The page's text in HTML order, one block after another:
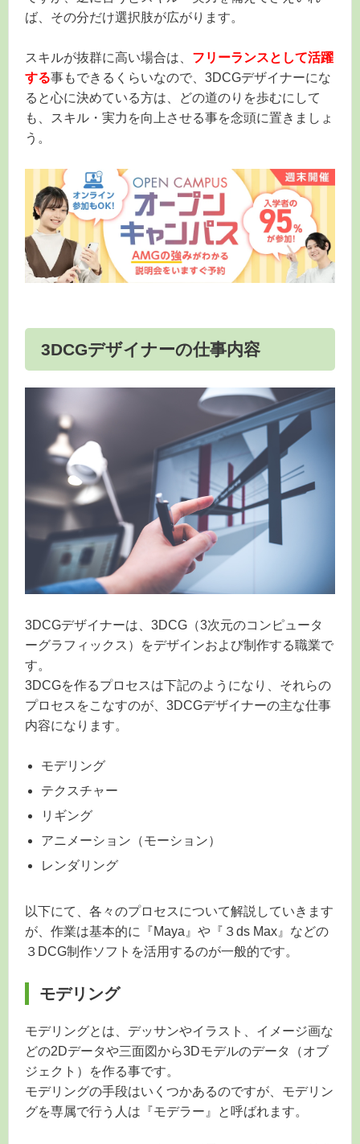
ば、その分だけ選択肢が広がります。
スキルが抜群に高い場合は、 フリーランスとして活躍
する事もできるくらいなので、3DCGデザイナーにな
ると心に決めている方は、どの道のりを歩むにして
も、スキル・実力を向上させる事を念頭に置きましょ
う。
3DCGデザイナーの仕事内容
3DCGデザイナーは、3DCG（3次元のコンピュータ
ーグラフィックス）をデザインおよび制作する職業で
す。
3DCGを作るプロセスは下記のようになり、それらの
プロセスをこなすのが、3DCGデザイナーの主な仕事
内容になります。
モデリング
テクスチャー
リギング
アニメーション（モーション）
レンダリング
以下にて、各々のプロセスについて解説していきます
が、作業は基本的に『Maya』や『３ds Max』などの
３DCG制作ソフトを活用するのが一般的です。
モデリング
モデリングとは、デッサンやイラスト、イメージ画な
どの2Dデータや三面図から3Dモデルのデータ（オブ
ジェクト）を作る事です。
モデリングの手段はいくつかあるのですが、モデリン
グを専属で行う人は『モデラー』と呼ばれます。